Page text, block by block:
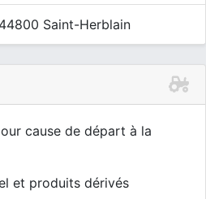
Saint-Herblain
cause de départ à la
et produits dérivés